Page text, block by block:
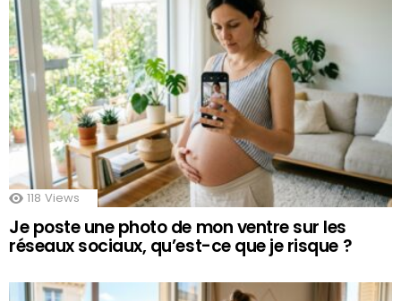
118 Views
Je poste une photo de mon ventre sur les
réseaux sociaux, qu’est-ce que je risque ?